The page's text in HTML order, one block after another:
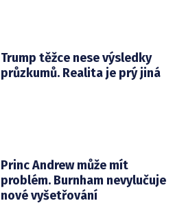
Trump těžce nese výsledky
průzkumů. Realita je prý jiná
Princ Andrew může mít
problém. Burnham nevylučuje
nové vyšetřování